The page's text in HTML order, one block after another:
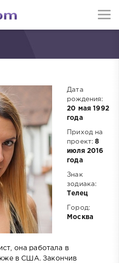
Дата
рождения:
20 мая 1992
года
Приход на
проект:8
июля 2016
года
Знак
зодиака:
Телец
Город:
Москва
она работала в
в США. Закончив